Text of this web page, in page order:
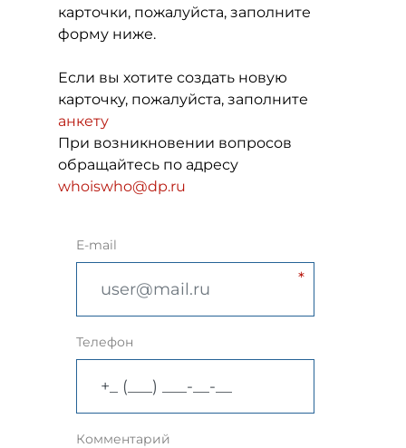
карточки, пожалуйста, заполните
форму ниже.
Если вы хотите создать новую
карточку, пожалуйста, заполните
анкету
При возникновении вопросов
обращайтесь по адресу
whoiswho@dp.ru
E-mail
Телефон
Комментарий